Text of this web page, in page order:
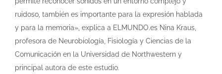
ruidoso, también es importante para la expresión hablada
y para la memoria», explica a ELMUNDO.es Nina Kraus,
profesora de Neurobiología, Fisiología y Ciencias de la
Comunicación en la Universidad de Northwestern y
principal autora de este estudio.